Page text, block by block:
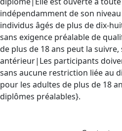
indépendamment de son
individus âgés de plus de dix-
sans exigence préalable de
de plus de 18 ans peut la
antérieur|Les participants
sans aucune restriction liée au
pour les adultes de plus de 18
diplômes préalables}.